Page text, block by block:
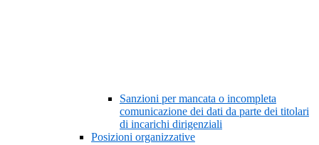
Sanzioni per mancata o incompleta
comunicazione dei dati da parte dei titolari
di incarichi dirigenziali
Posizioni organizzative